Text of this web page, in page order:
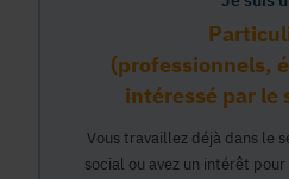
(professionnels,
intéressé par le
Vous travaillez déjà dans le
social ou avez un intérêt